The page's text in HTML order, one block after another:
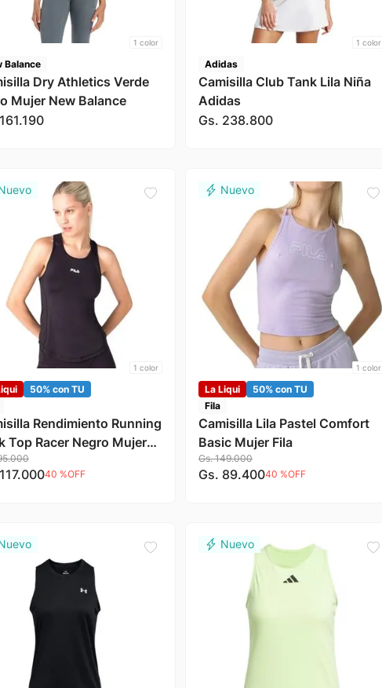
1 color
Balance
Dry Athletics Verde
Mujer New Balance
161.190
1 color
Adidas
Camisilla Club Tank Lila Niña
Adidas
Gs. 238.800
1 color
50% con TU
Rendimiento Running
Top Racer Negro Mujer
.000
117.00040 %OFF
1 color
La Liqui
50% con TU
Fila
Camisilla Lila Pastel Comfort
Basic Mujer Fila
Gs. 149.000
Gs. 89.40040 %OFF